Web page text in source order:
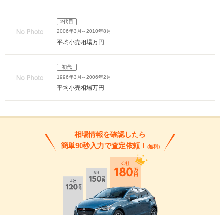
2代目
2006年3月～2010年8月
平均小売相場万円
初代
1996年3月～2006年2月
平均小売相場万円
相場情報を確認したら
簡単90秒入力で査定依頼！ (無料)